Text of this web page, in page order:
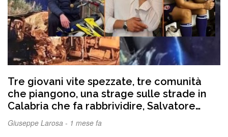
Tre giovani vite spezzate, tre comunità
che piangono, una strage sulle strade in
Calabria che fa rabbrividire, Salvatore
aveva 18 anni, Samuel 27 anni e Samuele
20 anni…
Giuseppe Larosa - 1 mese fa